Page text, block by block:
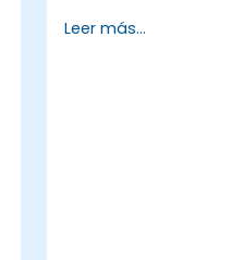
gestionar tareas
Leer más...